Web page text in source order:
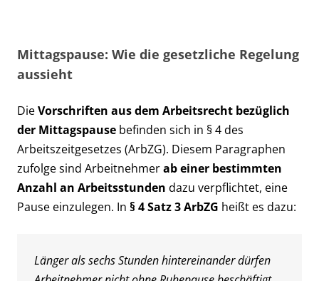
Mittagspause: Wie die gesetzliche Regelung
aussieht
DieVorschriften aus dem Arbeitsrecht bezüglich
der Mittagspause befinden sich in § 4 des
Arbeitszeitgesetzes (ArbZG). Diesem Paragraphen
zufolge sind Arbeitnehmerab einer bestimmten
Anzahl an Arbeitsstunden dazu verpflichtet, eine
Pause einzulegen. In § 4 Satz 3 ArbZG heißt es dazu:
Länger als sechs Stunden hintereinander dürfen